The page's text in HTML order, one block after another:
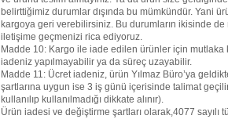
belirttiğimiz durumlar dışında bu mümkündür. Yani
kargoya geri verebilirsiniz. Bu durumların ikisinde
iletişime geçmenizi rica ediyoruz.
Madde 10: Kargo ile iade edilen ürünler için mutlaka
iadeniz yapılmayabilir ya da süreç uzayabilir.
Madde 11: Ücret iadeniz, ürün Yılmaz Büro’ya
şartlarına uygun ise 3 iş günü içerisinde talimat
kullanılıp kullanılmadığı dikkate alınır).
Ürün iadesi ve değiştirme şartları olarak,4077 sayılı